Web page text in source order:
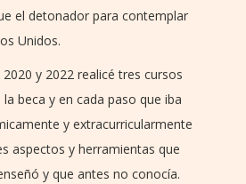
el detonador para contemplar
Unidos.
y 2022 realicé tres cursos
beca y en cada paso que iba
y extracurricularmente
aspectos y herramientas que
y que antes no conocía.